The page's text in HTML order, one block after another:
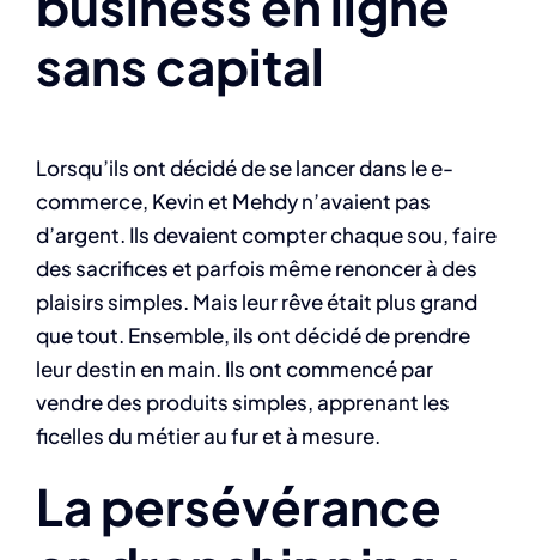
sans capital
Lorsqu’ils ont décidé de se lancer dans le e-
commerce, Kevin et Mehdy n’avaient pas
d’argent. Ils devaient compter chaque sou, faire
des sacrifices et parfois même renoncer à des
plaisirs simples. Mais leur rêve était plus grand
que tout. Ensemble, ils ont décidé de prendre
leur destin en main. Ils ont commencé par
vendre des produits simples, apprenant les
ficelles du métier au fur et à mesure.
La persévérance